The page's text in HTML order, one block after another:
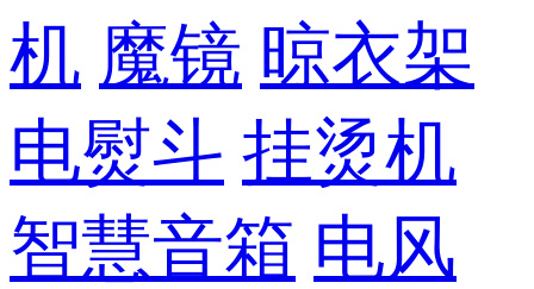
机 魔镜 晾衣架
电熨斗 挂烫机
智慧音箱 电风